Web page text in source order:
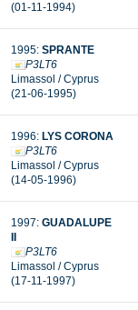
(01-11-1994)
1995: SPRANTE
P3LT6
Limassol / Cyprus
(21-06-1995)
1996: LYS CORONA
P3LT6
Limassol / Cyprus
(14-05-1996)
1997: GUADALUPE
P3LT6
Limassol / Cyprus
(17-11-1997)